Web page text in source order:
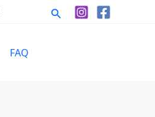
Suchen
FAQ